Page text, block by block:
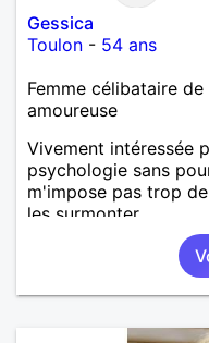
Gessica
Toulon - 54 ans
Femme célibataire
amoureuse
Vivement intéressée
psychologie sans
m'impose pas trop
les surmonter.